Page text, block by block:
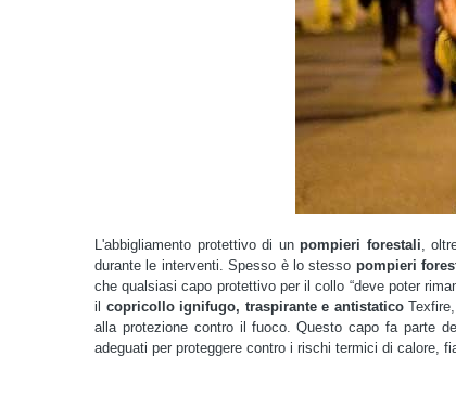
L'abbigliamento protettivo di unpompieri forestali,
durante le interventi. Spesso è lo stesso pompieri
che qualsiasi capo protettivo per il collo “deve poter
il copricollo ignifugo, traspirante e antistaticoTexfire,
alla protezione contro il fuoco. Questo capo fa parte
adeguati per proteggere contro i rischi termici di calore,